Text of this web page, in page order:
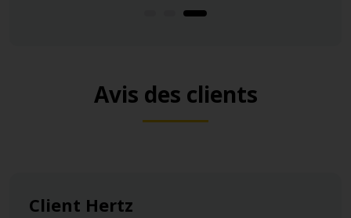
Avis des clients
Client Hertz